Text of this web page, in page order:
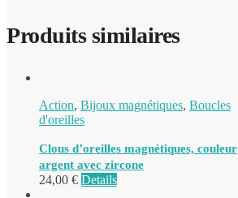
Produits similaires
Action, Bijoux magnétiques, Boucles
d'oreilles
Clous d’oreilles magnétiques, couleur
argent avec zircone
24,00 € Details